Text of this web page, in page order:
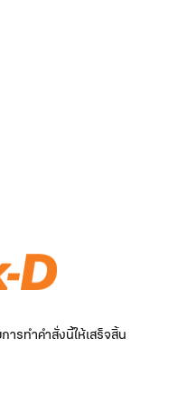
รทำคำสั่งนี้ให้เสร็จสิ้น